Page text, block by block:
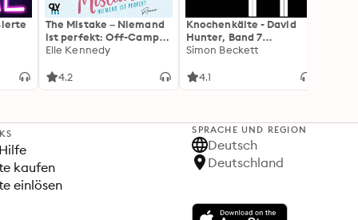
The Mistake – Niemand
ist perfekt: Off-Campus
2 | Roman
Elle Kennedy
4.2
Knochenkälte - David
Hunter, Band 7
(Ungekürzte Lesung)
Simon Beckett
4.1
kaufen
einlösen
SPRACHE UND REGION
Deutsch
Deutschland